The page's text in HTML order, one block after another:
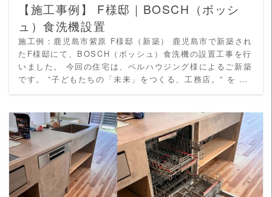
【施工事例】 F様邸｜BOSCH（ボッシ
ュ）食洗機設置
施工例：鹿児島市紫原 F様邸（新築） 鹿児島市で新築され
たF様邸にて、BOSCH（ボッシュ）食洗機の設置工事を行
いました。 今回の住宅は、ベルハウジング様によるご新築
です。 ”子どもたちの「未来」をつくる、工務店。” を …
READ MORE